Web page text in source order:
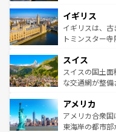
いる。シャンパ
香り高いラベ
らに、パリ以
れる地方に足を
き
を参照してほし
顔を持つこの国
ルリンの文化
してライン川
は、お酒好きな人に
ドイツ情報はコ
イギリス
イギリスは、
トミンスター
リアごとに異な
ティー、ビー
戦など、本場
ンツ一覧を参照
スイス
スイスの国土
な交通網が整
の建物がそのま
博物館もあり、
ことができる
アメリカ
アメリカ合衆国
東海岸の都市